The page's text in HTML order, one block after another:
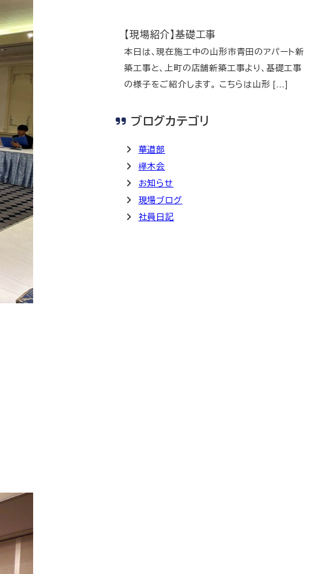
【現場紹介】基礎工事
本日は、現在施工中の山形市青田のアパート新
築工事と、上町の店舗新築工事より、基礎工事
の様子をご紹介します。 こちらは山形 […]
ブログカテゴリ
華道部
欅木会
お知らせ
現場ブログ
社員日記